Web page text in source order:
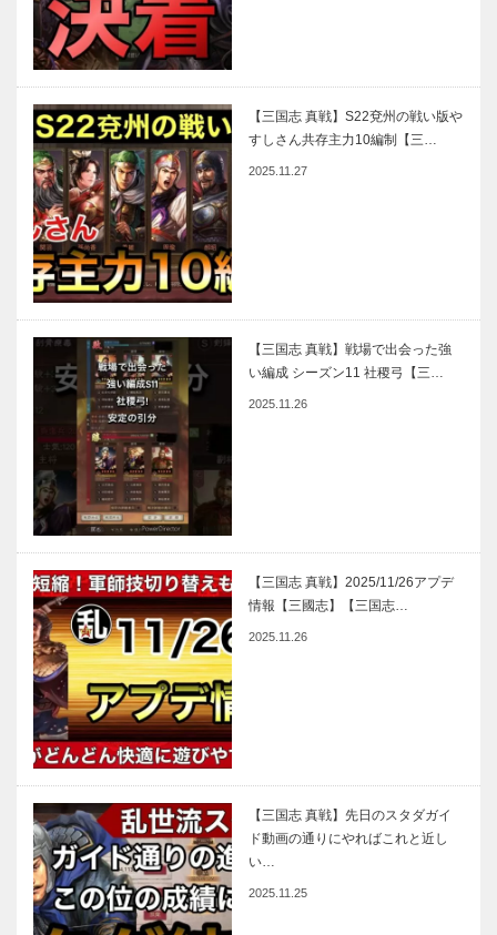
【三国志 真戦】S22兗州の戦い版や
すしさん共存主力10編制【三…
2025.11.27
【三国志 真戦】戦場で出会った強
い編成 シーズン11 社稷弓【三…
2025.11.26
【三国志 真戦】2025/11/26アプデ
情報【三國志】【三国志…
2025.11.26
【三国志 真戦】先日のスタダガイ
ド動画の通りにやればこれと近し
い…
2025.11.25